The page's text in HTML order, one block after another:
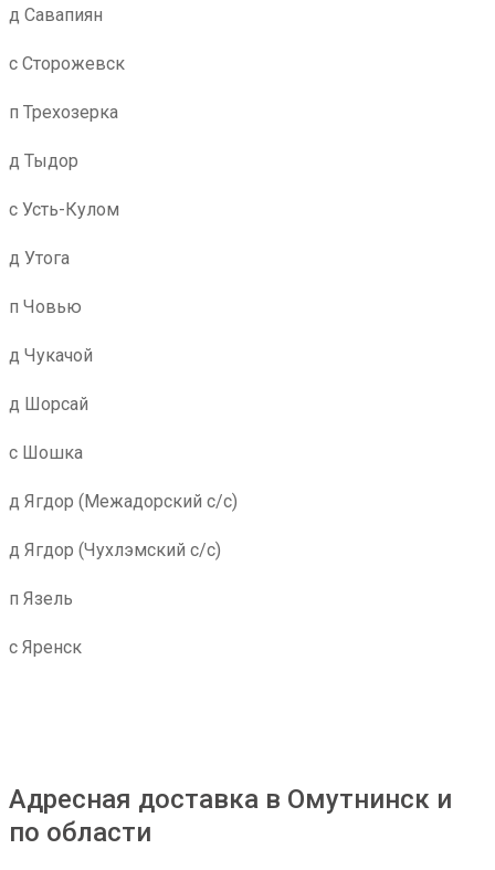
д Савапиян
с Сторожевск
п Трехозерка
д Тыдор
с Усть-Кулом
д Утога
п Човью
д Чукачой
д Шорсай
с Шошка
д Ягдор (Межадорский с/с)
д Ягдор (Чухлэмский с/с)
п Язель
с Яренск
Адресная доставка в Омутнинск и
по области